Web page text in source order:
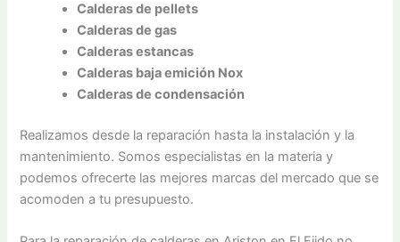
Calderas de pellets
Calderas de gas
Calderas estancas
Calderas baja emición Nox
Calderas de condensación
Realizamos desde la reparación hasta la instalación y la
mantenimiento. Somos especialistas en la materia y
podemos ofrecerte las mejores marcas del mercado que se
acomoden a tu presupuesto.